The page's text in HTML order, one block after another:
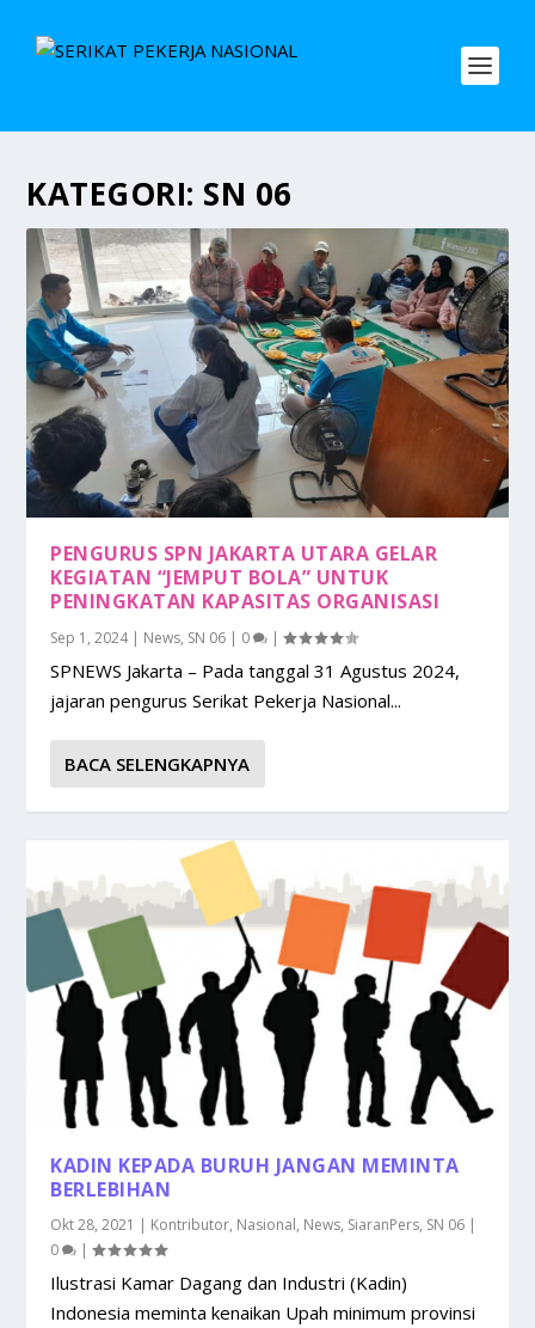
KATEGORI: SN 06
PENGURUS SPN JAKARTA UTARA GELAR
KEGIATAN “JEMPUT BOLA” UNTUK
PENINGKATAN KAPASITAS ORGANISASI
Sep 1, 2024| News, SN 06 | 0 |
SPNEWS Jakarta – Pada tanggal 31 Agustus 2024,
jajaran pengurus Serikat Pekerja Nasional...
BACA SELENGKAPNYA
KADIN KEPADA BURUH JANGAN MEMINTA
BERLEBIHAN
Okt 28, 2021 | Kontributor, Nasional, News, SiaranPers, SN 06 |
0
|
Ilustrasi Kamar Dagang dan Industri (Kadin)
Indonesia meminta kenaikan Upah minimum provinsi